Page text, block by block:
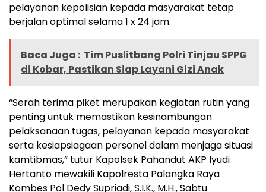
pelayanan kepolisian kepada masyarakat tetap
berjalan optimal selama 1 x 24 jam.
Baca Juga : Tim Puslitbang Polri Tinjau SPPG
di Kobar, Pastikan Siap Layani Gizi Anak
“Serah terima piket merupakan kegiatan rutin yang
penting untuk memastikan kesinambungan
pelaksanaan tugas, pelayanan kepada masyarakat
serta kesiapsiagaan personel dalam menjaga situasi
kamtibmas,” tutur Kapolsek Pahandut AKP Iyudi
Hertanto mewakili Kapolresta Palangka Raya
Kombes Pol Dedy Supriadi, S.I.K., M.H., Sabtu